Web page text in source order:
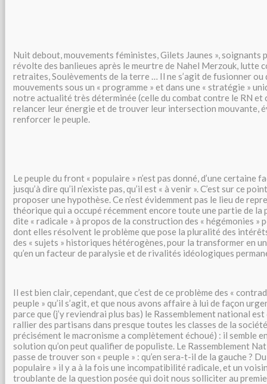
Nuit debout, mouvements féministes, Gilets Jaunes », soignants
révolte des banlieues après le meurtre de Nahel Merzouk, lutte
retraites, Soulèvements de la terre … Il ne s’agit de fusionner ou
mouvements sous un « programme » et dans une « stratégie »
notre actualité très déterminée (celle du combat contre le RN et
relancer leur énergie et de trouver leur intersection mouvante,
renforcer le peuple.
Le peuple du front « populaire » n’est pas donné, d’une certaine
jusqu’à dire qu’il n’existe pas, qu’il est « à venir ». C’est sur ce
proposer une hypothèse. Ce n’est évidemment pas le lieu de
théorique qui a occupé récemment encore toute une partie de la
dite « radicale » à propos de la construction des « hégémonies »
dont elles résolvent le problème que pose la pluralité des
des « sujets » historiques hétérogènes, pour la transformer en
qu’en un facteur de paralysie et de rivalités idéologiques
Il est bien clair, cependant, que c’est de ce problème des «
peuple » qu’il s’agit, et que nous avons affaire à lui de façon
parce que (j’y reviendrai plus bas) le Rassemblement national
rallier des partisans dans presque toutes les classes de la
précisément le macronisme a complètement échoué) : il semble
solution qu’on peut qualifier de populiste. Le Rassemblement
passe de trouver son « peuple » : qu’en sera-t-il de la gauche ?
populaire » il y a à la fois une incompatibilité radicale, et un
troublante de la question posée qui doit nous solliciter au